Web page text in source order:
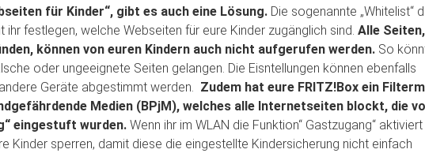
für Kinder“, gibt es auch eine Lösung. Die sogenannte „Whitelist“
ihr festlegen, welche Webseiten für eure Kinder zugänglich sind.Alle
können von euren Kindern auch nicht aufgerufen werden. So
oder ungeeignete Seiten gelangen. Die Eisntellungen können ebenfalls
Geräte abgestimmt werden. Zudem hat eure FRITZ!Box ein
Medien (BPjM), welches alle Internetseiten blockt, die
eingestuft wurden. Wenn ihr im WLAN die Funktion“ Gastzugang“
Kinder sperren, damit diese die eingestellte Kindersicherung nicht einfach